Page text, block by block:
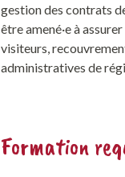
gestion des contrats
être amené·e à
visiteurs,
administratives de
Formation